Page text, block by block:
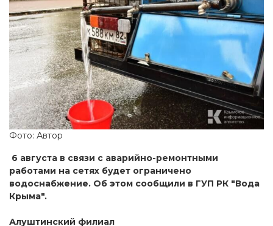
Фото: Автор
6 августа в связи с аварийно-ремонтными
работами на сетях будет ограничено
водоснабжение. Об этом сообщили в ГУП РК "Вода
Крыма".
Алуштинский филиал